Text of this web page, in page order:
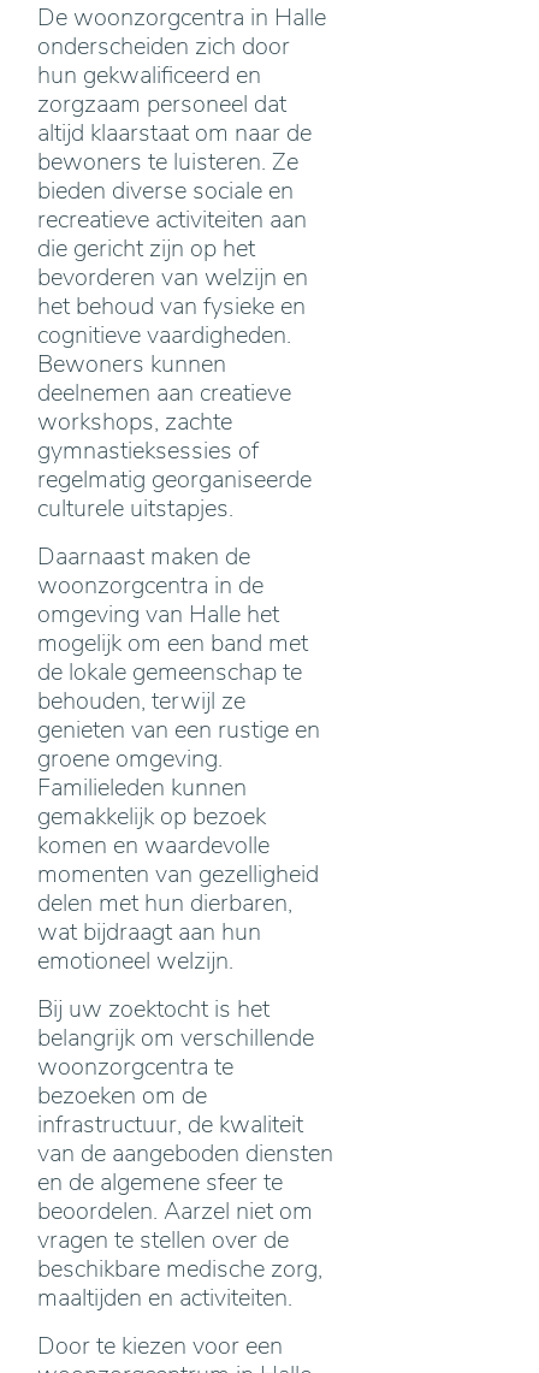
De woonzorgcentra in Halle
onderscheiden zich door
hun gekwalificeerd en
zorgzaam personeel dat
altijd klaarstaat om naar de
bewoners te luisteren. Ze
bieden diverse sociale en
recreatieve activiteiten aan
die gericht zijn op het
bevorderen van welzijn en
het behoud van fysieke en
cognitieve vaardigheden.
Bewoners kunnen
deelnemen aan creatieve
workshops, zachte
gymnastieksessies of
regelmatig georganiseerde
culturele uitstapjes.
Daarnaast maken de
woonzorgcentra in de
omgeving van Halle het
mogelijk om een band met
de lokale gemeenschap te
behouden, terwijl ze
genieten van een rustige en
groene omgeving.
Familieleden kunnen
gemakkelijk op bezoek
komen en waardevolle
momenten van gezelligheid
delen met hun dierbaren,
wat bijdraagt aan hun
emotioneel welzijn.
Bij uw zoektocht is het
belangrijk om verschillende
woonzorgcentra te
bezoeken om de
infrastructuur, de kwaliteit
van de aangeboden diensten
en de algemene sfeer te
beoordelen. Aarzel niet om
vragen te stellen over de
beschikbare medische zorg,
maaltijden en activiteiten.
Door te kiezen voor een